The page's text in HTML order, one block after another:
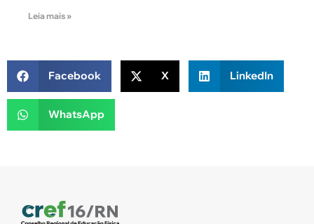
Leia mais »
Facebook X LinkedIn
WhatsApp